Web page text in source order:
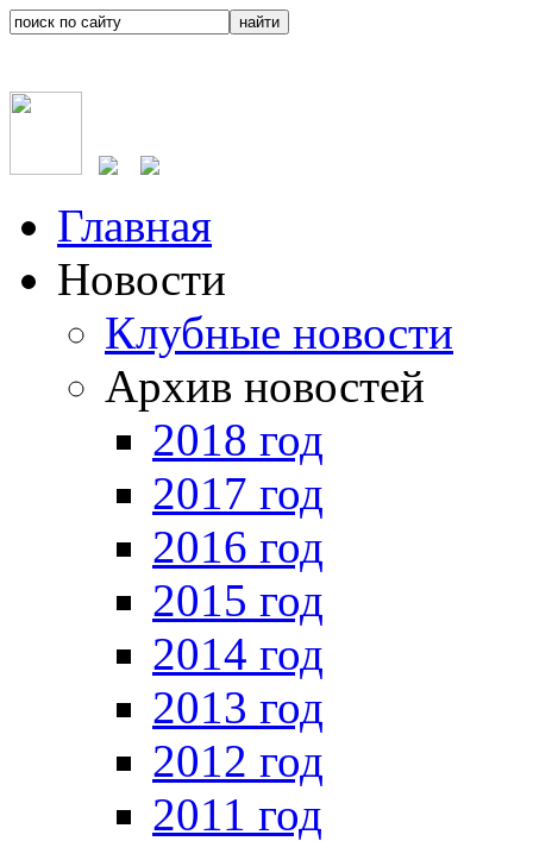
Главная
Новости
Клубные новости
Архив новостей
2018 год
2017 год
2016 год
2015 год
2014 год
2013 год
2012 год
2011 год